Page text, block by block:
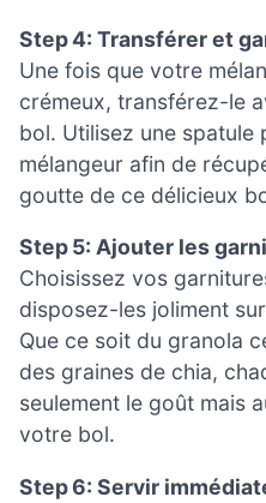
Step 4: Transférer et
Une fois que votre
crémeux, transférez-le
bol. Utilisez une
mélangeur afin de
goutte de ce délicieux
Step 5: Ajouter les
Choisissez vos
disposez-les joliment
Que ce soit du granola
des graines de chia,
seulement le goût mais
votre bol.
Step 6: Servir